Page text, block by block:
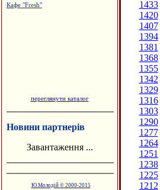
Кафе "Fresh"
переглянути каталог
Новини партнерів
Завантаження ...
Ю.Молодій © 2000-2015
1433
1420
1407
1394
1381
1368
1355
1342
1329
1316
1303
1290
1277
1264
1251
1238
1225
1212